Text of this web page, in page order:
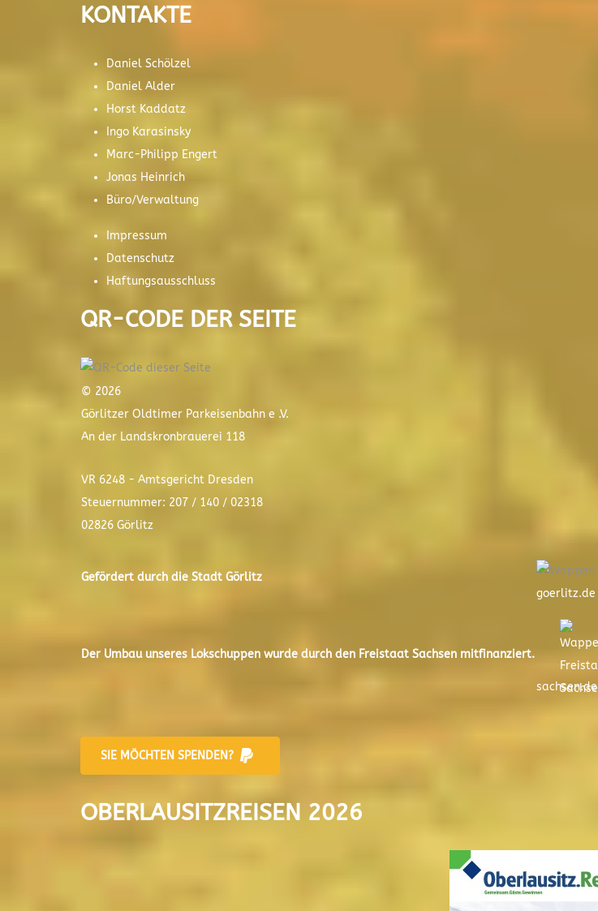
KONTAKTE
Daniel Schölzel
Daniel Alder
Horst Kaddatz
Ingo Karasinsky
Marc-Philipp Engert
Jonas Heinrich
Büro/Verwaltung
Impressum
Datenschutz
Haftungsausschluss
QR-CODE DER SEITE
© 2026
Görlitzer Oldtimer Parkeisenbahn e .V.
An der Landskronbrauerei 118
VR 6248 - Amtsgericht Dresden
Steuernummer: 207 / 140 / 02318
02826 Görlitz
Gefördert durch die Stadt Görlitz
goerlitz.de
Der Umbau unseres Lokschuppen wurde durch den Freistaat Sachsen mitfinanziert.
sachsen.de
SIE MÖCHTEN SPENDEN?
OBERLAUSITZREISEN 2026